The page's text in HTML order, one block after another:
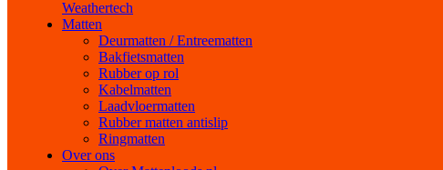
Weathertech
Matten
Deurmatten / Entreematten
Bakfietsmatten
Rubber op rol
Kabelmatten
Laadvloermatten
Rubber matten antislip
Ringmatten
Over ons